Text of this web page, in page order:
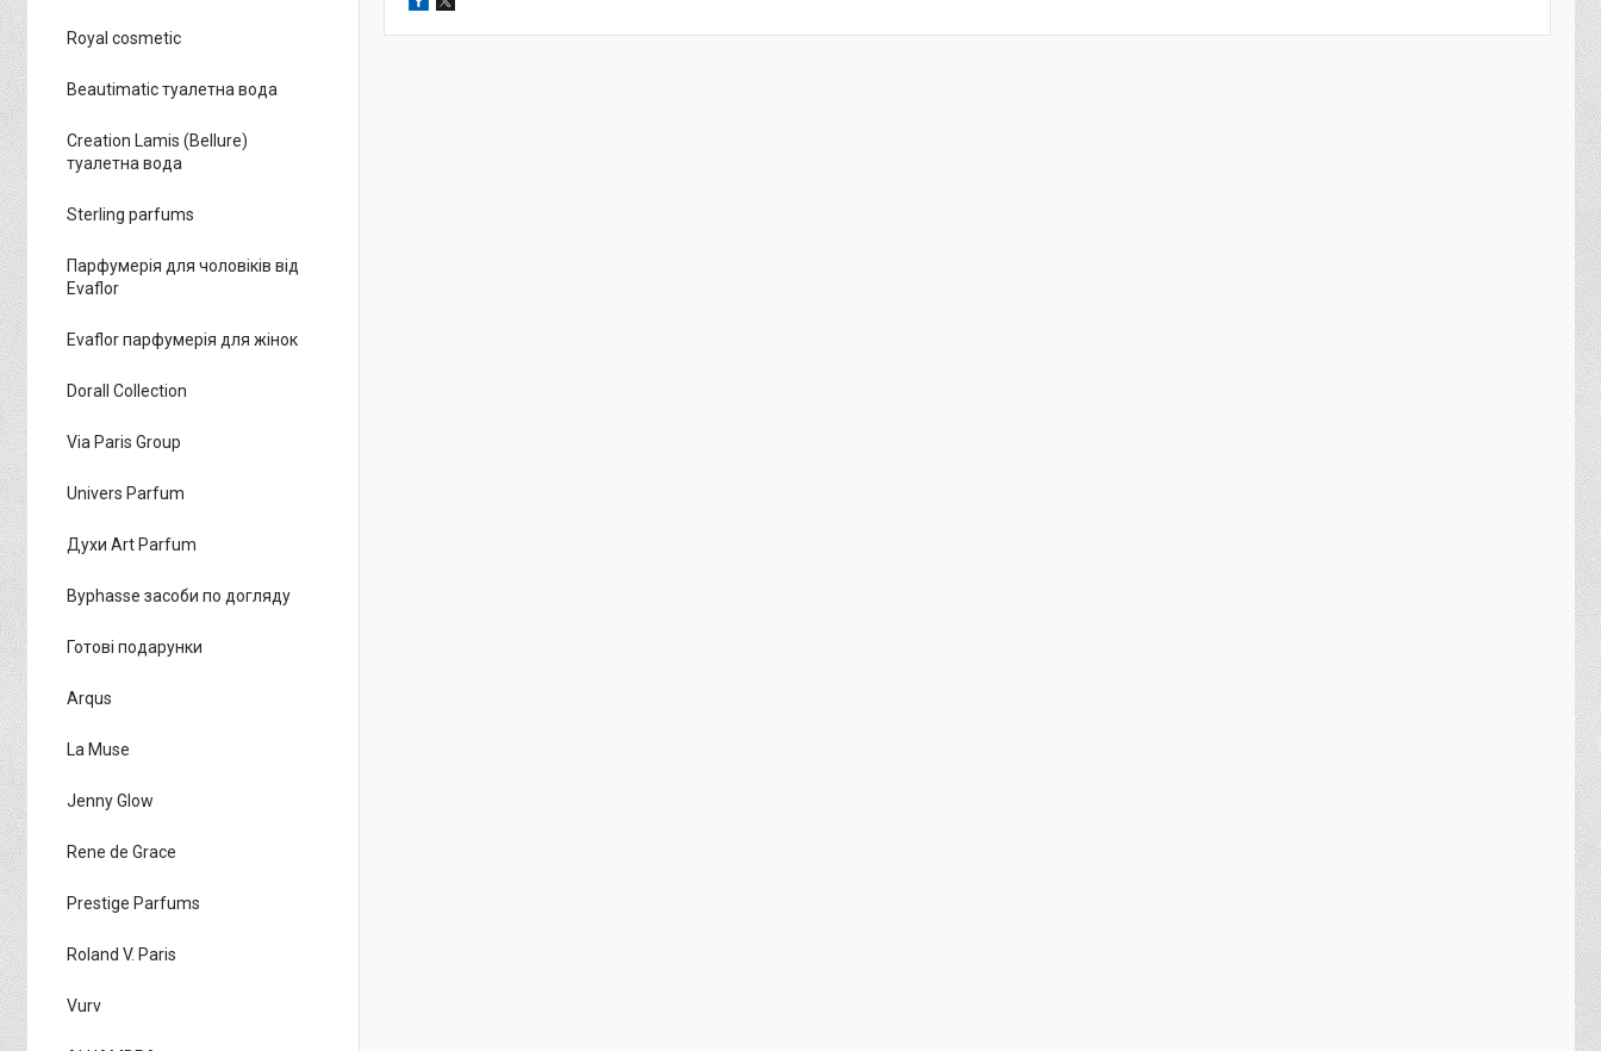
Royal cosmetic
Beautimatic туалетна вода
Creation Lamis (Bellure)
туалетна вода
Sterling parfums
Парфумерія для чоловіків від
Evaflor
Evaflor парфумерія для жінок
Dorall Collection
Via Paris Group
Univers Parfum
Духи Art Parfum
Byphasse засоби по догляду
Готові подарунки
Arqus
La Muse
Jenny Glow
Rene de Grace
Prestige Parfums
Roland V. Paris
Vurv